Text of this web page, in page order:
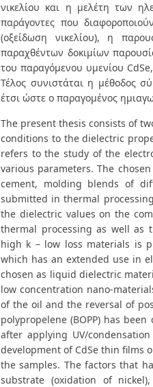
νικελίου και η μελέτη των
παράγοντες που
(οξείδωση νικελίου), η
παραχθέντων δοκιμίων
του παραγόμενου υμενίου
Τέλος συνιστάται η μέθοδος
έτσι ώστε ο παραγομένος
The present thesis consists of
conditions to the dielectric
refers to the study of the
various parameters. The
cement, molding blends of
submitted in thermal
the dielectric values on the
thermal processing as well as
high k – low loss materials is
which has an extended use in
chosen as liquid dielectric
low concentration nano-
of the oil and the reversal of
polypropelene (BOPP) has
after applying UV/
development of CdSe thin films
the samples. The factors that
substrate (oxidation of